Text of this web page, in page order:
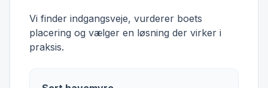
Vi finder indgangsveje, vurderer boets
placering og vælger en løsning der virker i
praksis.